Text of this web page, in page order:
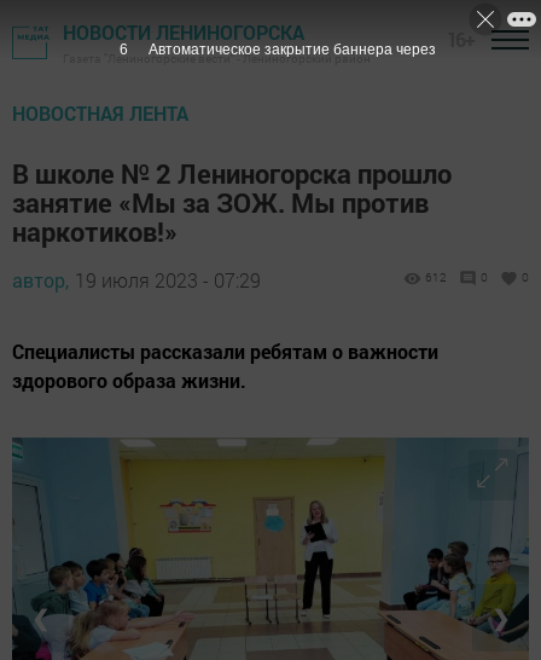
НОВОСТИ ЛЕНИНОГОРСКА
Газета "Лениногорские вести" - Лениногорский район
НОВОСТНАЯ ЛЕНТА
В школе № 2 Лениногорска прошло
занятие «Мы за ЗОЖ. Мы против
наркотиков!»
автор, 19 июля 2023 - 07:29 612 0 0
Специалисты рассказали ребятам о важности
здорового образа жизни.
❮ ❯
5 Автоматическое закрытие баннера через